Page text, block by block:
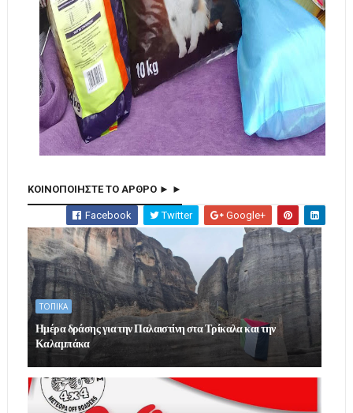
ΚΟΙΝΟΠΟΙΗΣΤΕ ΤΟ ΑΡΘΡΟ ► ►
Facebook Twitter Google+
ΤΟΠΙΚΑ
Ημέρα δράσης για την Παλαιστίνη στα Τρίκαλα και την
Καλαμπάκα